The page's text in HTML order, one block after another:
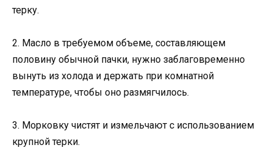
терку.
2. Масло в требуемом объеме, составляющем
половину обычной пачки, нужно заблаговременно
вынуть из холода и держать при комнатной
температуре, чтобы оно размягчилось.
3. Морковку чистят и измельчают с использованием
крупной терки.